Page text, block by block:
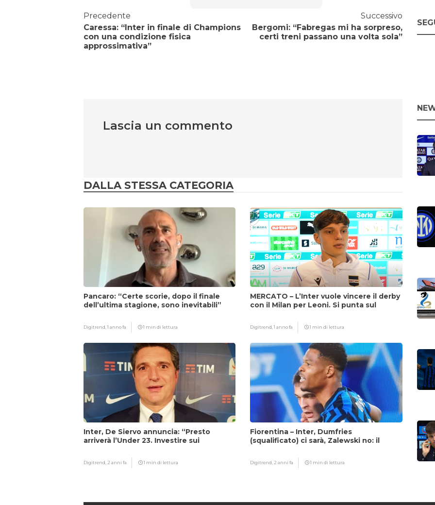
Precedente
Caressa: “Inter in finale di Champions
con una condizione fisica
approssimativa”
Successivo
Bergomi: “Fabregas mi ha sorpreso,
certi treni passano una volta sola”
Lascia un commento
DALLA STESSA CATEGORIA
Pancaro: “Certe scorie, dopo il finale
dell’ultima stagione, sono inevitabili”
Digitrend,1 anno fa 1 min di lettura
MERCATO – L’Inter vuole vincere il derby
con il Milan per Leoni. Si punta sul
Digitrend,1 anno fa 1 min di lettura
Inter, De Siervo annuncia: “Presto
arriverà l’Under 23. Investire sui
Digitrend,2 anni fa 1 min di lettura
Fiorentina – Inter, Dumfries
(squalificato) ci sarà, Zalewski no: il
Digitrend,2 anni fa 1 min di lettura